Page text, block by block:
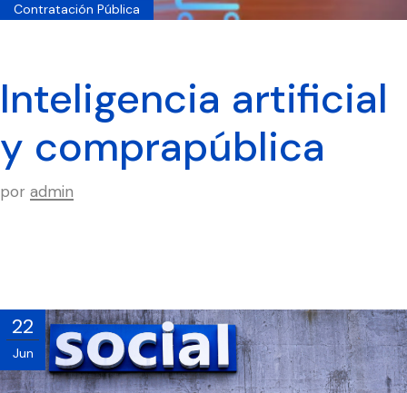
Contratación Pública
Inteligencia artificial
y comprapública
por admin
22
Jun